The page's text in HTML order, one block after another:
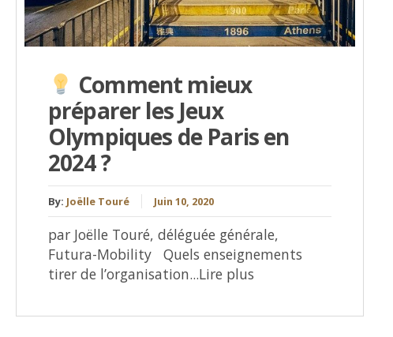
Comment mieux
préparer les Jeux
Olympiques de Paris en
2024 ?
By: Joëlle Touré Juin 10, 2020
par Joëlle Touré, déléguée générale,
Futura-Mobility Quels enseignements
tirer de l’organisation...Lire plus